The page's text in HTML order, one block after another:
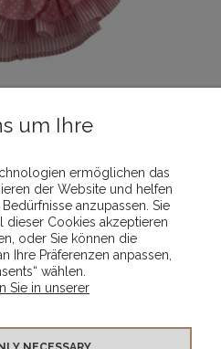
€
HINZUFÜGEN
um Ihre
ermöglichen das
der Website und helfen
anzupassen. Sie
dieser Cookies akzeptieren
oder Sie können die
Ihre Präferenzen anpassen,
wählen.
Sie in unserer